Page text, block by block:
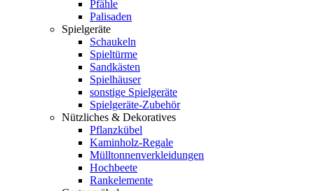
Pfähle
Palisaden
Spielgeräte
Schaukeln
Spieltürme
Sandkästen
Spielhäuser
sonstige Spielgeräte
Spielgeräte-Zubehör
Nützliches & Dekoratives
Pflanzkübel
Kaminholz-Regale
Mülltonnenverkleidungen
Hochbeete
Rankelemente